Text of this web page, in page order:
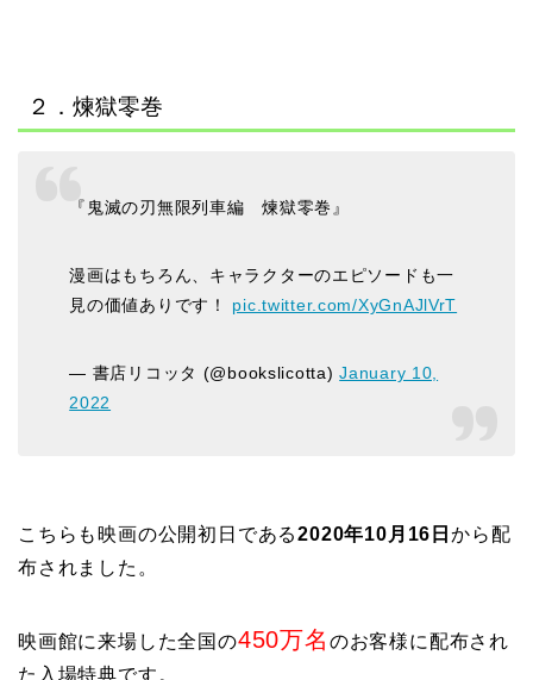
２．煉獄零巻
『鬼滅の刃無限列車編 煉獄零巻』
漫画はもちろん、キャラクターのエピソードも一
見の価値ありです！ pic.twitter.com/XyGnAJlVrT
— 書店リコッタ (@bookslicotta)January 10,
2022
こちらも映画の公開初日である2020年10月16日から配
布されました。
映画館に来場した全国の450万名 のお客様に配布され
た入場特典です。